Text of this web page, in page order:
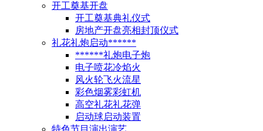
开工奠基开盘
开工奠基典礼仪式
房地产开盘亮相封顶仪式
礼花礼炮启动******
******礼炮电子炮
电子喷花冷焰火
风火轮飞火流星
彩色烟雾彩虹机
高空礼花礼花弹
启动球启动装置
特色节目演出演艺